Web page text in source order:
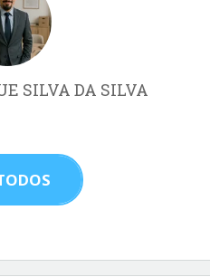
SILVA DA SILVA